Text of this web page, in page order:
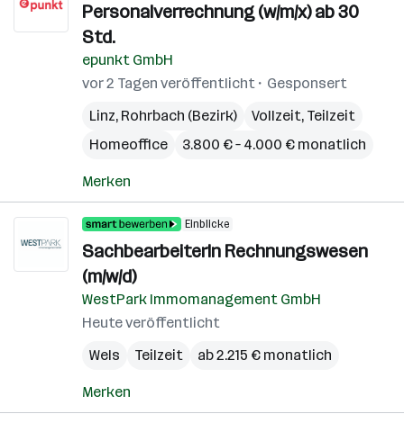
Personalverrechnung (w/m/x) ab 30
Std.
epunkt GmbH
vor 2 Tagen veröffentlicht
Gesponsert
Linz, Rohrbach (Bezirk)
Vollzeit, Teilzeit
Homeoffice
3.800 € – 4.000 € monatlich
Merken
Einblicke
SachbearbeiterIn Rechnungswesen
(m/w/d)
WestPark Immomanagement GmbH
Heute veröffentlicht
Wels
Teilzeit ab 2.215 € monatlich
Merken